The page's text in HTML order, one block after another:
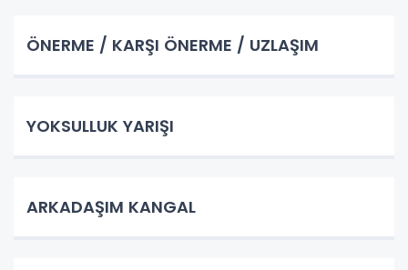
ÖNERME / KARŞI ÖNERME / UZLAŞIM
YOKSULLUK YARIŞI
ARKADAŞIM KANGAL